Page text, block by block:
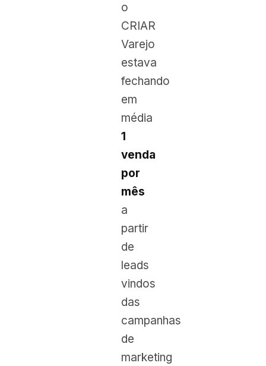
o
CRIAR
Varejo
estava
fechando
em
média
1
venda
por
mês
a
partir
de
leads
vindos
das
campanhas
de
marketing